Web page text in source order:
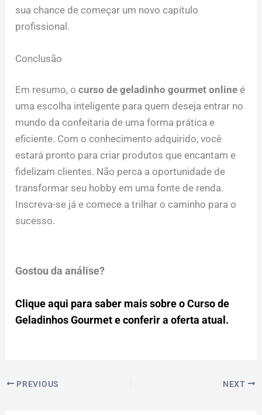
sua chance de começar um novo capítulo
profissional.
Conclusão
Em resumo, ocurso de geladinho gourmet online é
uma escolha inteligente para quem deseja entrar no
mundo da confeitaria de uma forma prática e
eficiente. Com o conhecimento adquirido, você
estará pronto para criar produtos que encantam e
fidelizam clientes. Não perca a oportunidade de
transformar seu hobby em uma fonte de renda.
Inscreva-se já e comece a trilhar o caminho para o
sucesso.
Gostou da análise?
Clique aqui para saber mais sobre o Curso de
Geladinhos Gourmet e conferir a oferta atual.
PREVIOUS NEXT